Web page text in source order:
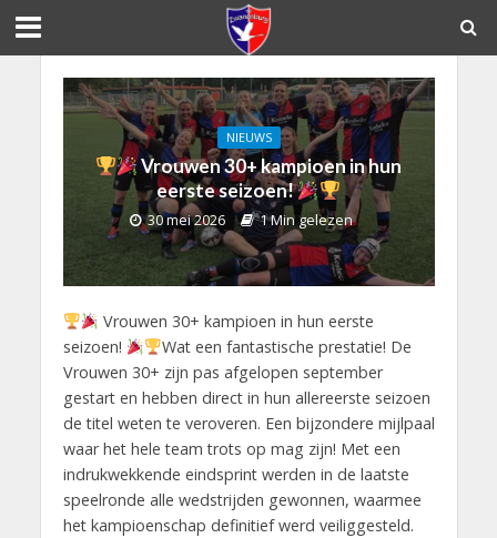
NIEUWS
Vrouwen 30+ kampioen in hun
eerste seizoen!
30 mei 2026 1 Min gelezen
Vrouwen 30+ kampioen in hun eerste
seizoen!
Wat een fantastische prestatie! De
Vrouwen 30+ zijn pas afgelopen september
gestart en hebben direct in hun allereerste seizoen
de titel weten te veroveren. Een bijzondere mijlpaal
waar het hele team trots op mag zijn! Met een
indrukwekkende eindsprint werden in de laatste
speelronde alle wedstrijden gewonnen, waarmee
het kampioenschap definitief werd veiliggesteld.